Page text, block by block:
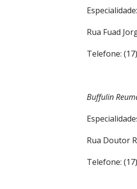
Especialidade:
Rua Fuad
Telefone:
Buffulin
Rua Doutor
Telefone: